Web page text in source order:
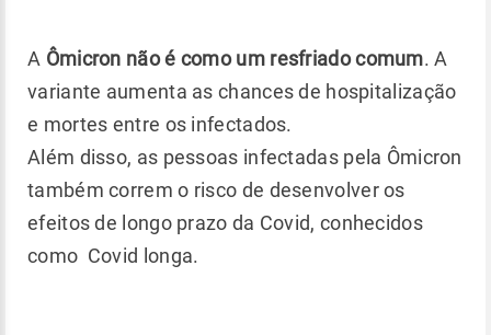
A Ômicron não é como um resfriado comum. A
variante aumenta as chances de hospitalização
e mortes entre os infectados.
Além disso, as pessoas infectadas pela Ômicron
também correm o risco de desenvolver os
efeitos de longo prazo da Covid, conhecidos
como Covid longa.